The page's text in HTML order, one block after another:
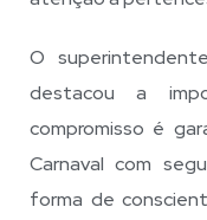
O
destacou a
compromisso é
Carnaval com
forma de